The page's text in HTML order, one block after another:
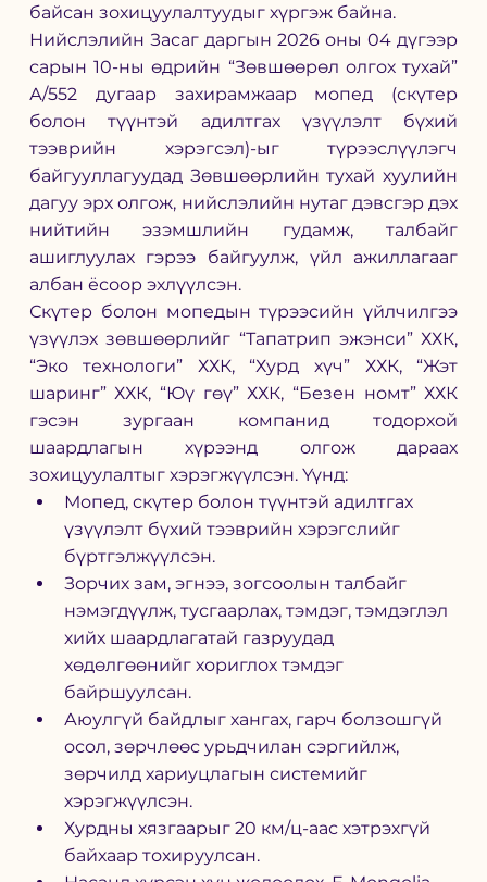
байсан зохицуулалтуудыг хүргэж байна.
Нийслэлийн Засаг даргын 2026 оны 04 дүгээр
сарын 10-ны өдрийн “Зөвшөөрөл олгох тухай”
А/552 дугаар захирамжаар мопед (скүтер
болон түүнтэй адилтгах үзүүлэлт бүхий
тээврийн хэрэгсэл)-ыг түрээслүүлэгч
байгууллагуудад Зөвшөөрлийн тухай хуулийн
дагуу эрх олгож, нийслэлийн нутаг дэвсгэр дэх
нийтийн эзэмшлийн гудамж, талбайг
ашиглуулах гэрээ байгуулж, үйл ажиллагааг
албан ёсоор эхлүүлсэн.
Скүтер болон мопедын түрээсийн үйлчилгээ
үзүүлэх зөвшөөрлийг “Тапатрип эжэнси” ХХК,
“Эко технологи” ХХК, “Хурд хүч” ХХК, “Жэт
шаринг” ХХК, “Юү гөү” ХХК, “Безен номт” ХХК
гэсэн зургаан компанид тодорхой
шаардлагын хүрээнд олгож дараах
зохицуулалтыг хэрэгжүүлсэн. Үүнд:
Мопед, скүтер болон түүнтэй адилтгах
үзүүлэлт бүхий тээврийн хэрэгслийг
бүртгэлжүүлсэн.
Зорчих зам, эгнээ, зогсоолын талбайг
нэмэгдүүлж, тусгаарлах, тэмдэг, тэмдэглэл
хийх шаардлагатай газруудад
хөдөлгөөнийг хориглох тэмдэг
байршуулсан.
Аюулгүй байдлыг хангах, гарч болзошгүй
осол, зөрчлөөс урьдчилан сэргийлж,
зөрчилд хариуцлагын системийг
хэрэгжүүлсэн.
Хурдны хязгаарыг 20 км/ц-аас хэтрэхгүй
байхаар тохируулсан.